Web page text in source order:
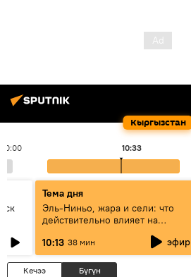
Кыргызстан
10:00 10:34
Тема дня
Эль-Ниньо, жара и сели: что
действительно влияет на
10:13 38 мин эфир
Кечээ Бүгүн